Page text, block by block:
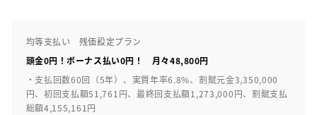
均等支払い 残価設定プラン
頭金0円！ボーナス払い0円！ 月々48,800円
・支払回数60回（5年）、実質年率6.8%、割賦元金3,350,000
円、初回支払額51,761円、最終回支払額1,273,000円、割賦支払
総額4,155,161円